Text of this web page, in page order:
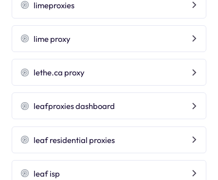
limeproxies
lime proxy
lethe.ca proxy
leafproxies dashboard
leaf residential proxies
leaf isp